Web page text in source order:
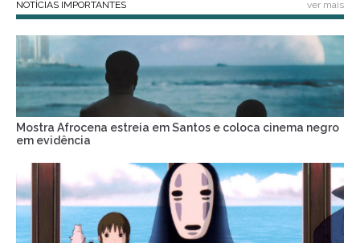
NOTÍCIAS IMPORTANTES ver mais
Mostra Afrocena estreia em Santos e coloca cinema negro
em evidência